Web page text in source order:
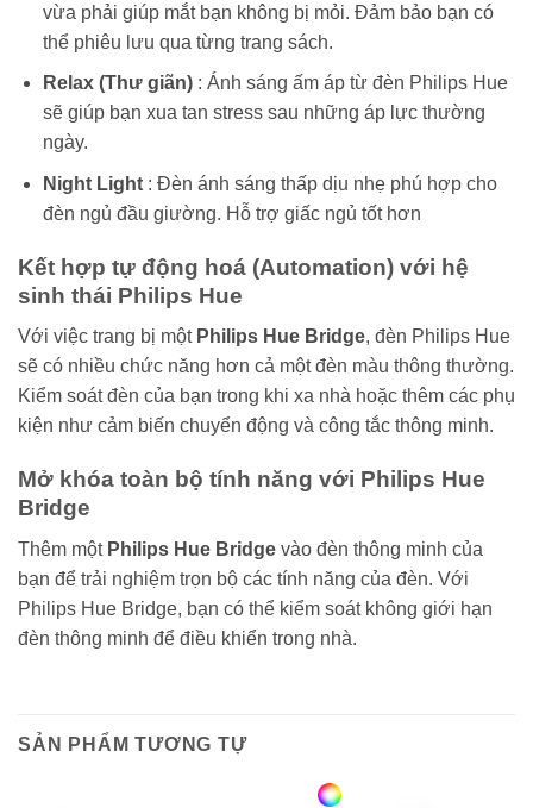
vừa phải giúp mắt bạn không bị mỏi. Đảm bảo bạn có
thể phiêu lưu qua từng trang sách.
Relax (Thư giãn): Ánh sáng ấm áp từ đèn Philips Hue
sẽ giúp bạn xua tan stress sau những áp lực thường
ngày.
Night Light: Đèn ánh sáng thấp dịu nhẹ phú hợp cho
đèn ngủ đầu giường. Hỗ trợ giấc ngủ tốt hơn
Kết hợp tự động hoá (Automation) với hệ
sinh thái Philips Hue
Với việc trang bị một Philips Hue Bridge, đèn Philips Hue
sẽ có nhiều chức năng hơn cả một đèn màu thông thường.
Kiểm soát đèn của bạn trong khi xa nhà hoặc thêm các phụ
kiện như cảm biến chuyển động và công tắc thông minh.
Mở khóa toàn bộ tính năng với Philips Hue
Bridge
Thêm một Philips Hue Bridge vào đèn thông minh của
bạn để trải nghiệm trọn bộ các tính năng của đèn. Với
Philips Hue Bridge, bạn có thể kiểm soát không giới hạn
đèn thông minh để điều khiển trong nhà.
SẢN PHẨM TƯƠNG TỰ